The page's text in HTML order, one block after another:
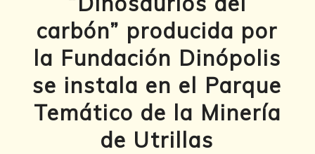
carbón” producida por
la Fundación Dinópolis
se instala en el Parque
Temático de la Minería
de Utrillas